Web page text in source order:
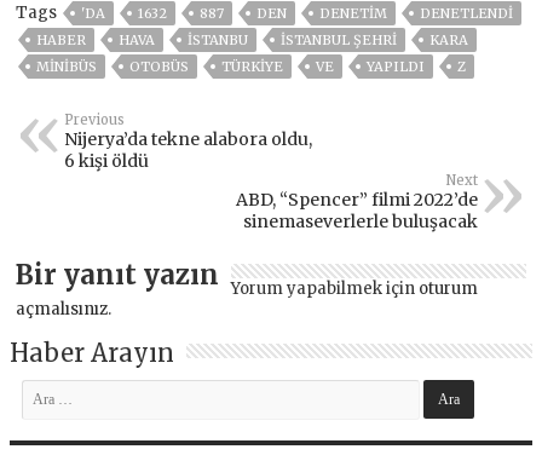
Tags 'DA 1632 887 DEN DENETIM
DENETLENDI
HABER
HAVA İSTANBU ISTANBUL ŞEHRI
KARA
MINIBÜS
OTOBÜS TÜRKİYE VE YAPILDI Z
Previous
Nijerya’da tekne alabora oldu,
6 kişi öldü
Next
ABD, “Spencer” filmi 2022’de
sinemaseverlerle buluşacak
Bir yanıt yazın Yorum yapabilmek için oturum
açmalısınız.
Haber Arayın